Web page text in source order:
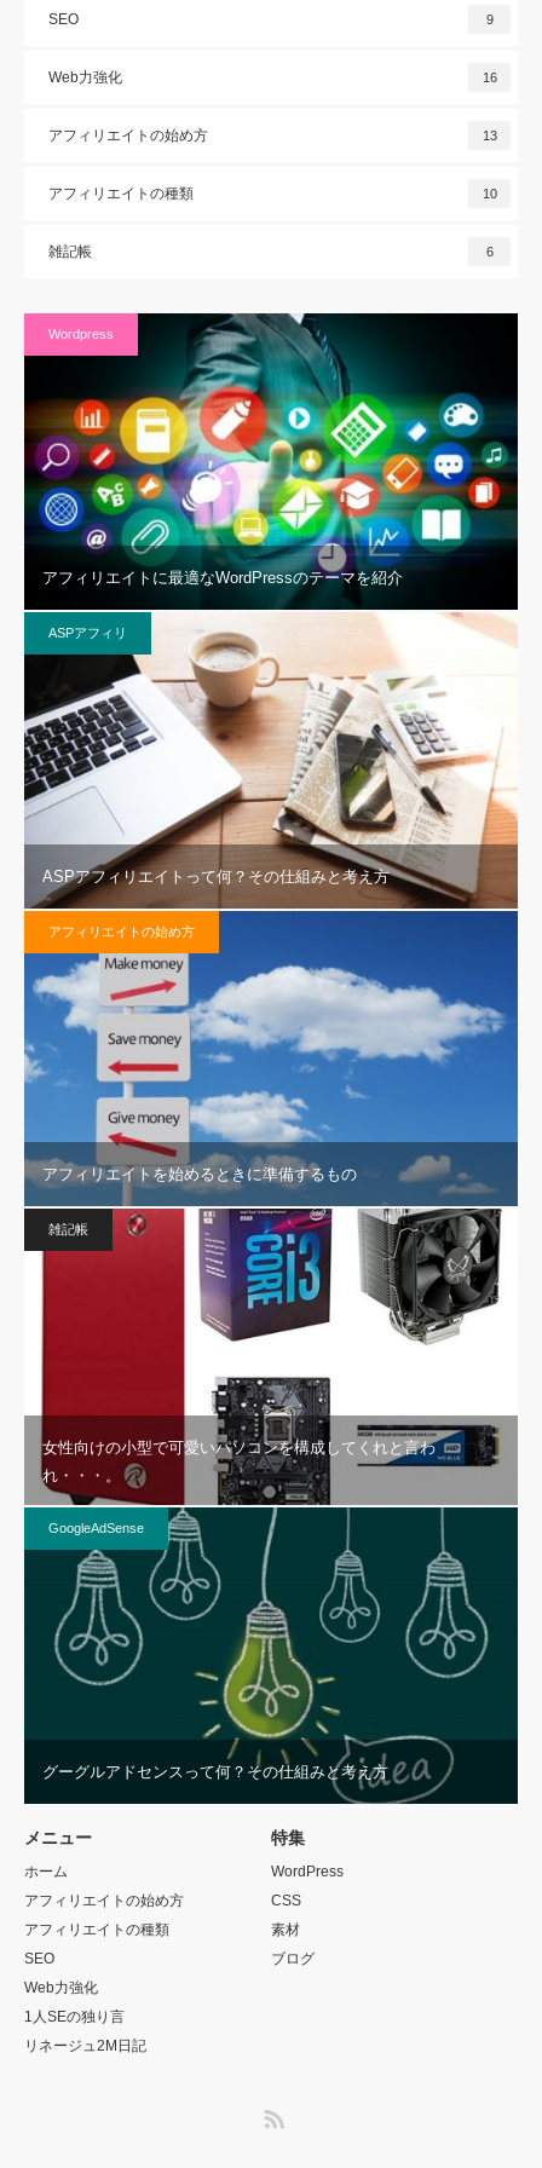
SEO 9
Web力強化 16
アフィリエイトの始め方 13
アフィリエイトの種類 10
雑記帳 6
Wordpress
アフィリエイトに最適なWordPressのテーマを紹介
ASPアフィリ
ASPアフィリエイトって何？その仕組みと考え方
アフィリエイトの始め方
アフィリエイトを始めるときに準備するもの
雑記帳
女性向けの小型で可愛いパソコンを構成してくれと言わ
れ・・・。
GoogleAdSense
グーグルアドセンスって何？その仕組みと考え方
メニュー
ホーム
アフィリエイトの始め方
アフィリエイトの種類
SEO
Web力強化
1人SEの独り言
リネージュ2M日記
特集
WordPress
CSS
素材
ブログ